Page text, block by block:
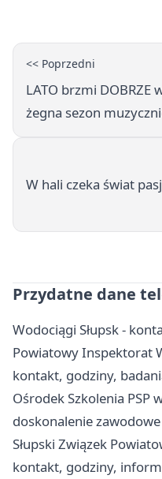
<< Poprzedni
LATO brzmi DOBRZE
żegna sezon
W hali czeka świat
Przydatne dane
Wodociągi Słupsk -
Powiatowy Inspektorat
kontakt, godziny,
Ośrodek Szkolenia PSP
doskonalenie
Słupski Związek
kontakt, godziny,